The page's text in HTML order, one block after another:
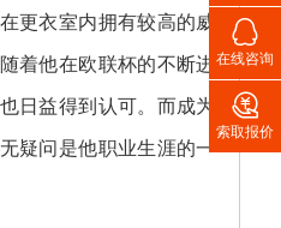
更衣室内拥有较高的威
着他在欧联杯的不断进
日益得到认可。而成为
疑问是他职业生涯的一

在线咨询

索取报价